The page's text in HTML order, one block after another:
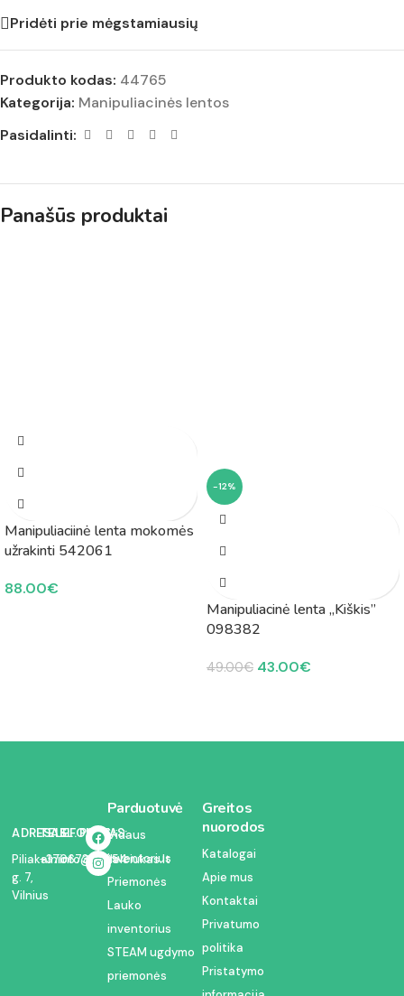
Pridėti prie mėgstamiausių
Produkto kodas: 44765
Kategorija: Manipuliacinės lentos
Pasidalinti:
Panašūs produktai
Manipuliaciinė lenta mokomės
užrakinti 542061
88.00€
-12%
Manipuliacinė lenta „Kiškis”
098382
49.00€ 43.00€
ADRESAS:
Piliakalnio
g. 7,
Vilnius
TELEFONAS:
+37067350054
EL. PAŠTAS:
info@kodelciukas.lt
Parduotuvė
Vidaus
inventorius
Priemonės
Lauko
inventorius
STEAM ugdymo
priemonės
Greitos
nuorodos
Katalogai
Apie mus
Kontaktai
Privatumo
politika
Pristatymo